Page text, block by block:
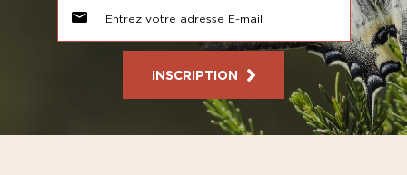
INSCRIPTION